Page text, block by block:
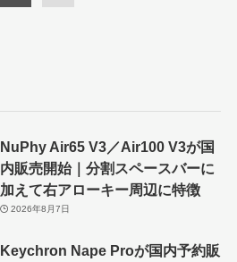
NuPhy Air65 V3／Air100 V3が国
内販売開始｜分割スペースバーに
加えて右アローキー周辺に特徴
2026年8月7日
Keychron Nape Proが国内予約販